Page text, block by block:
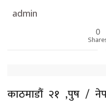
admin
0
काठमाडौं २१ ,पुष /